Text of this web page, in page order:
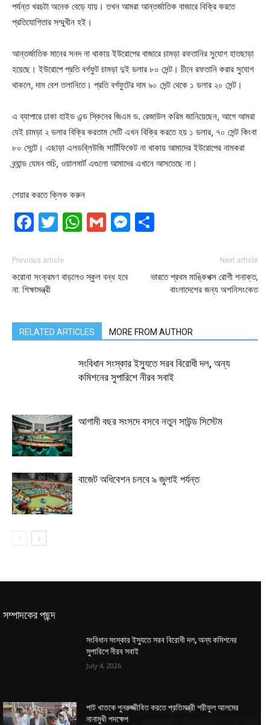
পর্যন্ত খরচটা অনেক বেড়ে যায়। তখন আমরা আন্তর্জাতিক বাজারে বিক্রি করতে
প্রতিযোগিতার সম্মুখীন হই।
আন্তর্জাতিক মানের সনদ না থাকায় ইউরোপের বাজারে চামড়া রফতানির সুযোগ হাতছাড়া
হয়েছে। ইউরোপে প্রতি বর্গফুট চামড়া দুই ডলার ৮০ সেন্ট। চীনে রফতানি করার সুযোগ
থাকলে, দাম বেশ তলানিতে। প্রতি বর্গফুটের দাম ৯০ সেন্ট থেকে ১ ডলার ২০ সেন্ট।
এ ব্যাপারে ঢাকা হাইড এন্ড স্কিনের জিএম ড. রেজাউল করিম জানিয়েছেন, আগে আমরা
যেই চামড়া ২ ডলার বিক্রি করতাম সেটি এখন বিক্রি করতে হয় ১ ডলার, ৭০ সেন্ট কিংবা
৮০ সেন্টে। এছাড়া এলডব্লিউজি সার্টিফিকেট না থাকায় আমাদের ইউরোপের নামকরা
ব্র্যান্ড যেমন শুচি, ওয়ালমার্ট এগুলো আমাদের এখানে আসতেছে না।
শেয়ার করতে ক্লিক করুন
Facebook
Twitter
WhatsApp
GmailMessenger
Previous article
করোনা সংক্রমণ বাড়লেও স্কুল বন্ধ হবে
না: শিক্ষামন্ত্রী
Next article
ভারতে প্রথম মাঙ্কিপক্স রোগী শনাক্ত,
বাংলাদেশের জন্য অশনিসংকেত
RELATED ARTICLES MORE FROM AUTHOR
সংবিধান সংস্কার ইস্যুতে সরব বিরোধী দল, অন্য
কমিশনের সুপারিশে নীরব সবাই
আগামী বছর সংসদে বসবে নতুন সাউন্ড সিস্টেম
বাজেট অধিবেশন চলবে ৯ জুলাই পর্যন্ত
সম্পাদকের পছন্দ
সংবিধান সংস্কার ইস্যুতে সরব বিরোধী দল, অন্য কমিশনের
সুপারিশে নীরব সবাই
July 4, 2026
পাট খাতকে পুনরুজ্জীবিত করতে প্রতিমন্ত্রী শরীফুল আলমের
নানামুখী পদক্ষেপ